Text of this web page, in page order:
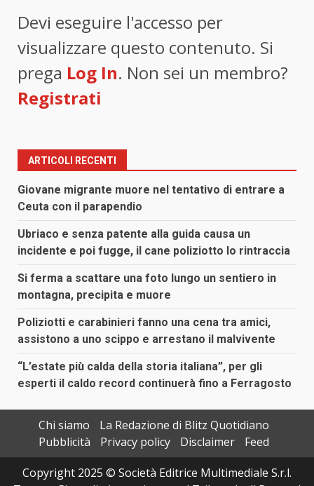
Devi eseguire l'accesso per
visualizzare questo contenuto. Si
prega Log In. Non sei un membro?
Registrati
ARTICOLI RECENTI
Giovane migrante muore nel tentativo di entrare a
Ceuta con il parapendio
Ubriaco e senza patente alla guida causa un
incidente e poi fugge, il cane poliziotto lo rintraccia
Si ferma a scattare una foto lungo un sentiero in
montagna, precipita e muore
Poliziotti e carabinieri fanno una cena tra amici,
assistono a uno scippo e arrestano il malvivente
“L’estate più calda della storia italiana”, per gli
esperti il caldo record continuerà fino a Ferragosto
Chi siamo
La Redazione di Blitz Quotidiano
Pubblicità
Privacy policy Disclaimer
Feed
Copyright 2025 © Società Editrice Multimediale S.r.l.